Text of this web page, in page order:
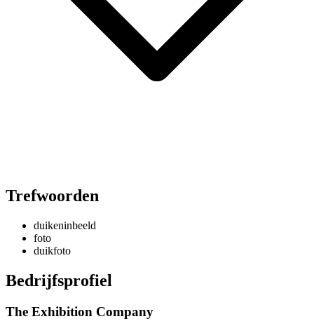
Trefwoorden
duikeninbeeld
foto
duikfoto
Bedrijfsprofiel
The Exhibition Company